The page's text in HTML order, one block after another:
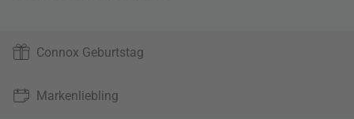
Connox Geburtstag
Markenliebling